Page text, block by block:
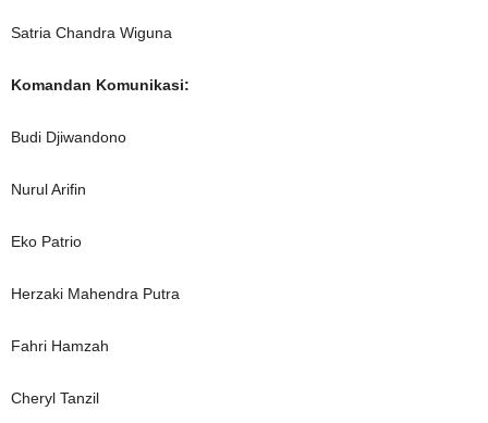
Satria Chandra Wiguna
Komandan Komunikasi:
Budi Djiwandono
Nurul Arifin
Eko Patrio
Herzaki Mahendra Putra
Fahri Hamzah
Cheryl Tanzil